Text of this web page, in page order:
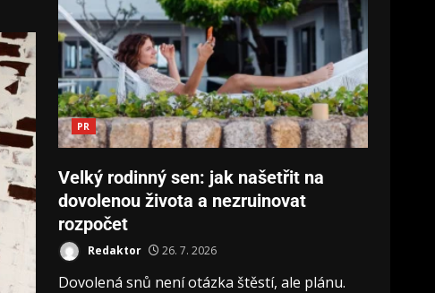
PR
Velký rodinný sen: jak našetřit na
dovolenou života a nezruinovat
rozpočet
Redaktor 26. 7. 2026
Dovolená snů není otázka štěstí, ale plánu.